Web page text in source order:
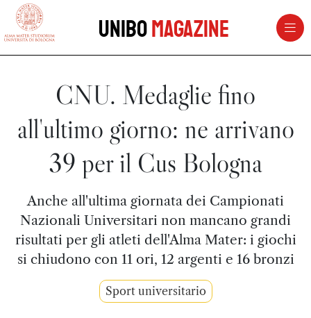
vai al contenuto della pagina
UniboMagazine
CNU. Medaglie fino
all'ultimo giorno: ne arrivano
39 per il Cus Bologna
Anche all'ultima giornata dei Campionati
Nazionali Universitari non mancano grandi
risultati per gli atleti dell'Alma Mater: i giochi
si chiudono con 11 ori, 12 argenti e 16 bronzi
Sport universitario